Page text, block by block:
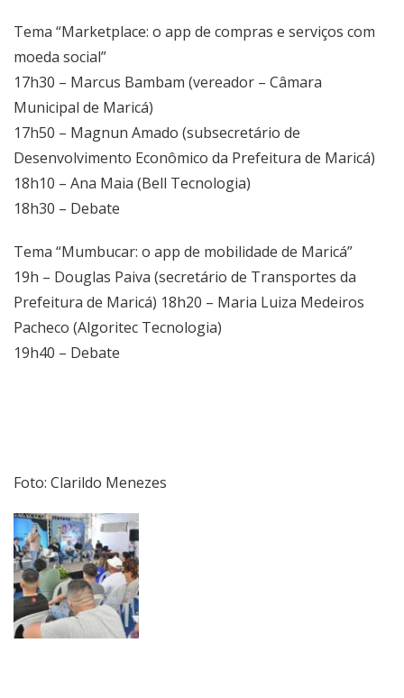
Tema “Marketplace: o app de compras e serviços com
moeda social”
17h30 – Marcus Bambam (vereador – Câmara
Municipal de Maricá)
17h50 – Magnun Amado (subsecretário de
Desenvolvimento Econômico da Prefeitura de Maricá)
18h10 – Ana Maia (Bell Tecnologia)
18h30 – Debate
Tema “Mumbucar: o app de mobilidade de Maricá”
19h – Douglas Paiva (secretário de Transportes da
Prefeitura de Maricá) 18h20 – Maria Luiza Medeiros
Pacheco (Algoritec Tecnologia)
19h40 – Debate
Foto: Clarildo Menezes